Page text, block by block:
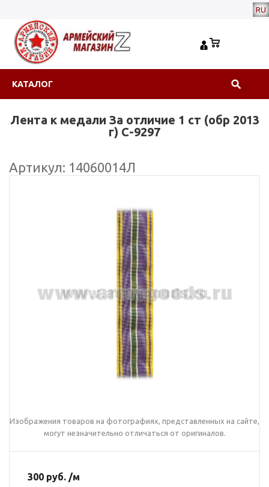
RU
КАТАЛОГ
Лента к медали За отличие 1 ст (обр 2013
г) С-9297
Артикул: 14060014Л
Изображения товаров на фотографиях, представленных на сайте,
могут незначительно отличаться от оригиналов.
300 руб. /м